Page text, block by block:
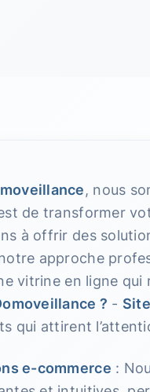
, nous
de transformer
à offrir des
approche
vitrine en ligne
? -
qui attirent
e-commerce :